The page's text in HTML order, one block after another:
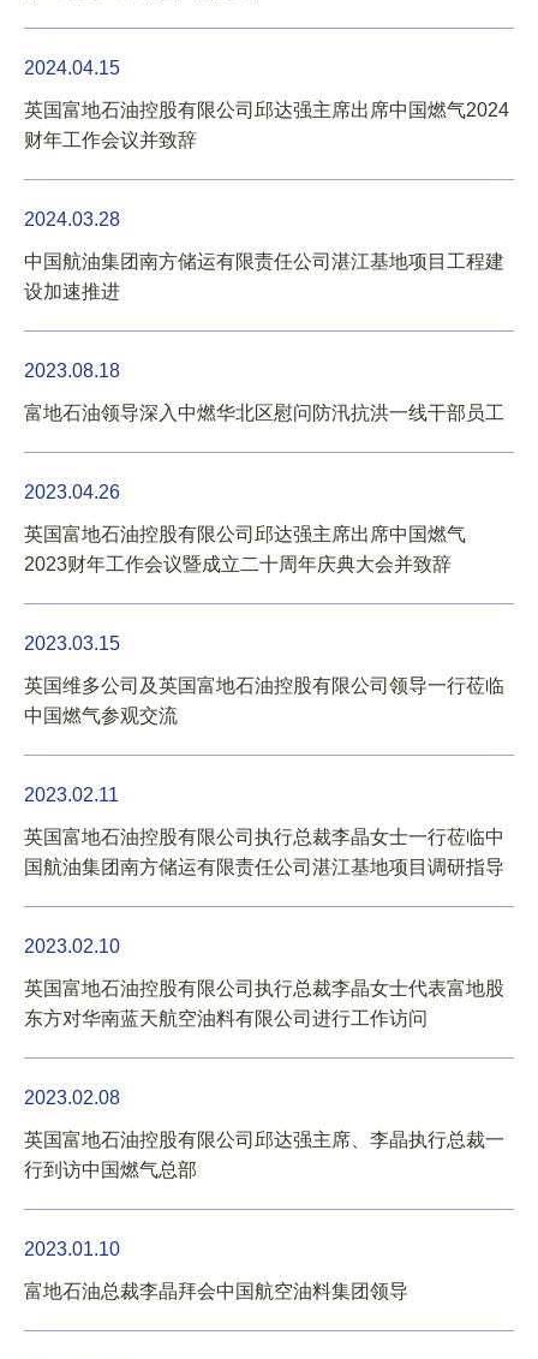
2024.04.15
英国富地石油控股有限公司邱达强主席出席中国燃气2024
财年工作会议并致辞
2024.03.28
中国航油集团南方储运有限责任公司湛江基地项目工程建
设加速推进
2023.08.18
富地石油领导深入中燃华北区慰问防汛抗洪一线干部员工
2023.04.26
英国富地石油控股有限公司邱达强主席出席中国燃气
2023财年工作会议暨成立二十周年庆典大会并致辞
2023.03.15
英国维多公司及英国富地石油控股有限公司领导一行莅临
中国燃气参观交流
2023.02.11
英国富地石油控股有限公司执行总裁李晶女士一行莅临中
国航油集团南方储运有限责任公司湛江基地项目调研指导
2023.02.10
英国富地石油控股有限公司执行总裁李晶女士代表富地股
东方对华南蓝天航空油料有限公司进行工作访问
2023.02.08
英国富地石油控股有限公司邱达强主席、李晶执行总裁一
行到访中国燃气总部
2023.01.10
富地石油总裁李晶拜会中国航空油料集团领导